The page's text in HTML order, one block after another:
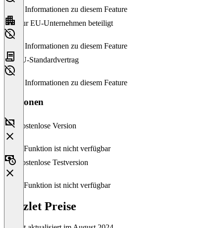
Keine Informationen zu diesem Feature
Nur EU-Unternehmen beteiligt
Keine Informationen zu diesem Feature
EU-Standardvertrag
Keine Informationen zu diesem Feature
Versionen
Kostenlose Version
Diese Funktion ist nicht verfügbar
Kostenlose Testversion
Diese Funktion ist nicht verfügbar
Quizlet Preise